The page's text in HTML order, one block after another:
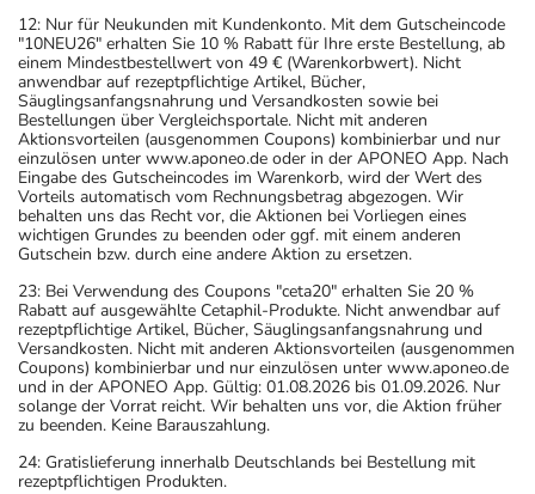
12: Nur für Neukunden mit Kundenkonto. Mit dem Gutscheincode
"10NEU26" erhalten Sie 10 % Rabatt für Ihre erste Bestellung, ab
einem Mindestbestellwert von 49 € (Warenkorbwert). Nicht
anwendbar auf rezeptpflichtige Artikel, Bücher,
Säuglingsanfangsnahrung und Versandkosten sowie bei
Bestellungen über Vergleichsportale. Nicht mit anderen
Aktionsvorteilen (ausgenommen Coupons) kombinierbar und nur
einzulösen unter www.aponeo.de oder in der APONEO App. Nach
Eingabe des Gutscheincodes im Warenkorb, wird der Wert des
Vorteils automatisch vom Rechnungsbetrag abgezogen. Wir
behalten uns das Recht vor, die Aktionen bei Vorliegen eines
wichtigen Grundes zu beenden oder ggf. mit einem anderen
Gutschein bzw. durch eine andere Aktion zu ersetzen.
23: Bei Verwendung des Coupons "ceta20" erhalten Sie 20 %
Rabatt auf ausgewählte Cetaphil-Produkte. Nicht anwendbar auf
rezeptpflichtige Artikel, Bücher, Säuglingsanfangsnahrung und
Versandkosten. Nicht mit anderen Aktionsvorteilen (ausgenommen
Coupons) kombinierbar und nur einzulösen unter www.aponeo.de
und in der APONEO App. Gültig: 01.08.2026 bis 01.09.2026. Nur
solange der Vorrat reicht. Wir behalten uns vor, die Aktion früher
zu beenden. Keine Barauszahlung.
24: Gratislieferung innerhalb Deutschlands bei Bestellung mit
rezeptpflichtigen Produkten.